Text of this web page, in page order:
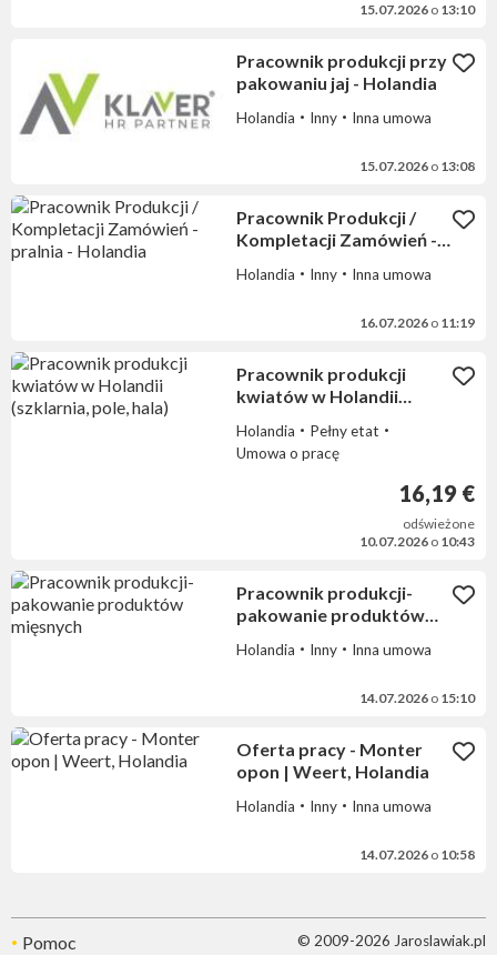
15.07.2026 o 13:10
Pracownik produkcji przy
pakowaniu jaj - Holandia
Holandia Inny Inna umowa
15.07.2026 o 13:08
Pracownik Produkcji /
Kompletacji Zamówień -
Holandia Inny Inna umowa
16.07.2026 o 11:19
Pracownik produkcji
kwiatów w Holandii
Holandia
Pełny etat
Umowa o pracę
16,19 €
odświeżone
10.07.2026 o 10:43
Pracownik produkcji-
pakowanie produktów
Holandia Inny Inna umowa
14.07.2026 o 15:10
Oferta pracy - Monter
opon | Weert, Holandia
Holandia Inny Inna umowa
14.07.2026 o 10:58
Pomoc © 2009-2026 Jaroslawiak.pl